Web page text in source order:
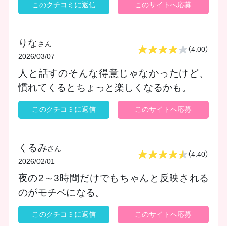
このクチコミに返信 このサイトへ応募
りなさん
2026/03/07
（4.00）
人と話すのそんな得意じゃなかったけど、
慣れてくるとちょっと楽しくなるかも。
このクチコミに返信 このサイトへ応募
くるみさん
2026/02/01
（4.40）
夜の2～3時間だけでもちゃんと反映される
のがモチベになる。
このクチコミに返信 このサイトへ応募